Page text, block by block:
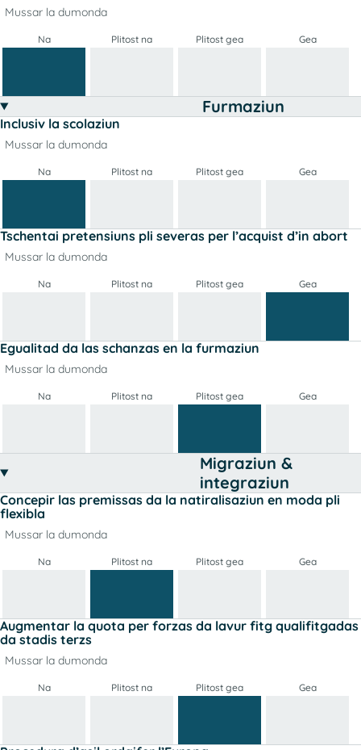
Mussar la dumonda
Na Plitost na Plitost gea Gea
Furmaziun
Inclusiv la scolaziun
Mussar la dumonda
Na Plitost na Plitost gea Gea
Tschentai pretensiuns pli severas per l’acquist d’in abort
Mussar la dumonda
Na Plitost na Plitost gea Gea
Egualitad da las schanzas en la furmaziun
Mussar la dumonda
Na Plitost na Plitost gea Gea
Migraziun &
integraziun
Concepir las premissas da la natiralisaziun en moda pli
flexibla
Mussar la dumonda
Na Plitost na Plitost gea Gea
Augmentar la quota per forzas da lavur fitg qualifitgadas
da stadis terzs
Mussar la dumonda
Na Plitost na Plitost gea Gea